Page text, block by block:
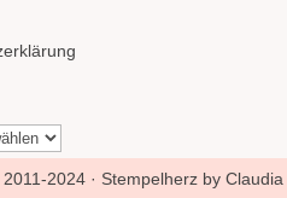
2024 · Stempelherz by